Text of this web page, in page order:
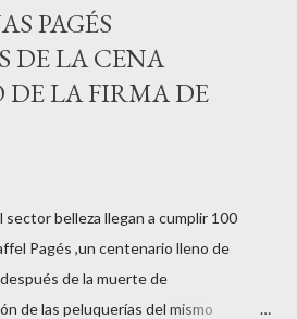
PAGÉS
DE LA CENA
LA FIRMA DE
sector belleza llegan a cumplir 100
Pagés ,un centenario lleno de
de la muerte de
de las peluquerías del mismo